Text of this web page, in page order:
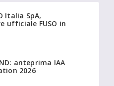
Italia SpA,
ufficiale FUSO in
anteprima IAA
2026